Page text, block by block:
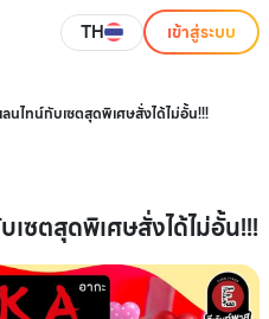
TH เข้าสู่ระบบ
นไทน์กับเซตสุดพิเศษสั่งได้ไม่อั้น!!!
ซตสุดพิเศษสั่งได้ไม่อั้น!!!